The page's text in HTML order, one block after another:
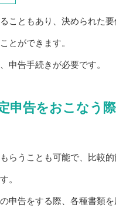
こともあり、決められた
とができます。
申告手続きが必要です。
申告をおこなう
らうことも可能で、比較的
。
申告をする際、各種書類を